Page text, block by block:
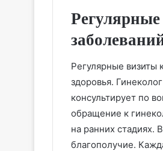
Регулярные визиты
здоровья.
консультирует по
обращение к
на ранних
благополучие.